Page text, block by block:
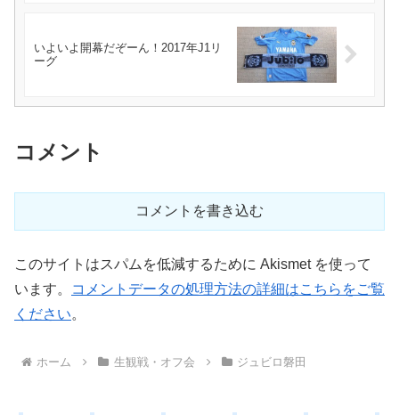
いよいよ開幕だぞーん！2017年J1リ
ーグ
コメント
コメントを書き込む
このサイトはスパムを低減するために Akismet を使って
います。
コメントデータの処理方法の詳細はこちらをご覧
ください。
ホーム 生観戦・オフ会 ジュビロ磐田